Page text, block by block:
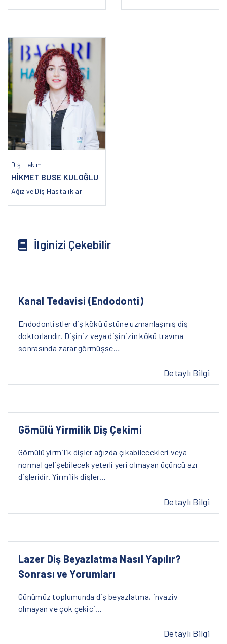
Diş Hekimi
HİKMET BUSE KULOĞLU
Ağız ve Diş Hastalıkları
İlginizi Çekebilir
Kanal Tedavisi (Endodonti)
Endodontistler diş kökü üstüne uzmanlaşmış diş
doktorlarıdır. Dişiniz veya dişinizin kökü travma
sonrasında zarar görmüşse…
Detaylı Bilgi
Gömülü Yirmilik Diş Çekimi
Gömülü yirmilik dişler ağızda çıkabilecekleri veya
normal gelişebilecek yeterli yeri olmayan üçüncü azı
dişleridir. Yirmilik dişler…
Detaylı Bilgi
Lazer Diş Beyazlatma Nasıl Yapılır?
Sonrası ve Yorumları
Günümüz toplumunda diş beyazlatma, invaziv
olmayan ve çok çekici…
Detaylı Bilgi